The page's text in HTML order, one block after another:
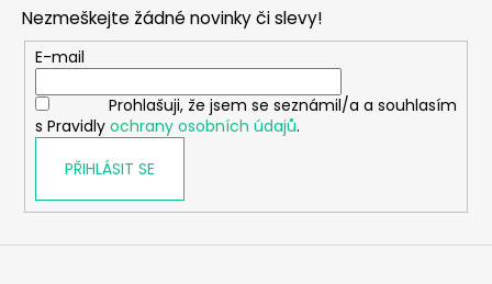
Nezmeškejte žádné novinky či slevy!
E-mail
Prohlašuji, že jsem se seznámil/a a souhlasím
s Pravidly ochrany osobních údajů.
PŘIHLÁSIT SE